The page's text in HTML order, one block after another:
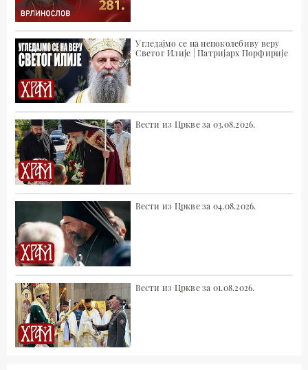
Угледајмо се на непоколебиву веру
Светог Илије | Патријарх Порфирије
Вести из Цркве за 03.08.2026.
Вести из Цркве за 04.08.2026.
Вести из Цркве за 01.08.2026.